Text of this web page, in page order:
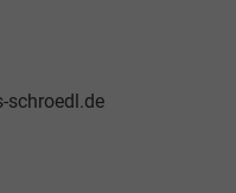
schroedl.de